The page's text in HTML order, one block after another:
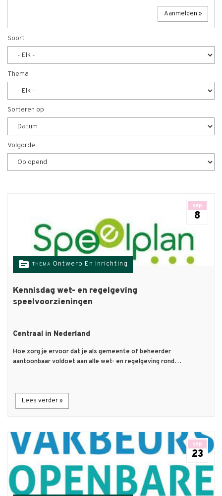
Soort
Thema
Sorteren op
Volgorde
sep
8
topic THEMA Ontwerp En Inrichting
Kennisdag wet- en regelgeving
speelvoorzieningen
Centraal in Nederland
Hoe zorg je ervoor dat je als gemeente of beheerder
aantoonbaar voldoet aan alle wet- en regelgeving rond…
Lees verder »
sep
23